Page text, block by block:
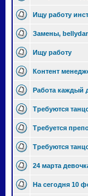
Ищу работу
Замены,
Ищу работу
Контент
Работа каждый
Требуются
Требуется
Требуются
24 марта
На сегодня 10